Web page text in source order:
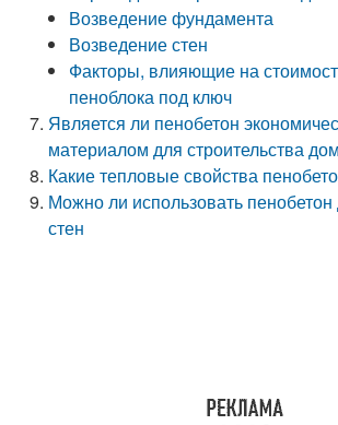
Возведение фундамента
Возведение стен
Факторы, влияющие на
пеноблока под ключ
Является ли пенобетон
материалом для строительства
Какие тепловые свойства
Можно ли использовать
стен